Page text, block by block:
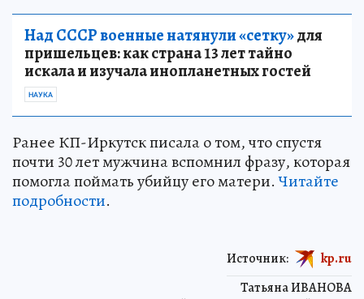
Над СССР военные натянули «сетку»для
пришельцев: как страна 13 лет тайно
искала и изучала инопланетных гостей
НАУКА
Ранее КП-Иркутск писала о том, что спустя
почти 30 лет мужчина вспомнил фразу, которая
помогла поймать убийцу его матери.Читайте
подробности.
Татьяна ИВАНОВА
Источник: kp.ru